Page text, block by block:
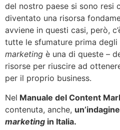
del nostro paese si sono resi
diventato una risorsa
avviene in questi casi, però,
tutte le sfumature prima degli
marketing è una di queste –
risorse per riuscire ad
per il proprio business.
Nel Manuale del Content
contenuta, anche,
marketing in Italia.